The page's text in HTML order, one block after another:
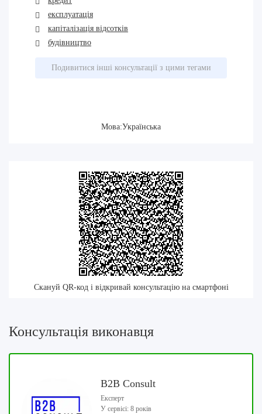
експлуатація
капіталізація відсотків
будівництво
Подивитися інші консультації з цими тегами
Мова:Українська
Скануй QR-код і відкривай консультацію на смартфоні
Консультація виконавця
B2B Consult
Експерт
У сервісі: 8 років